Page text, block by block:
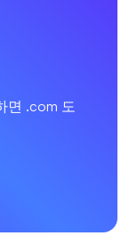
면 .com 도